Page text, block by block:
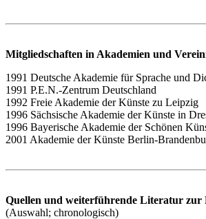
Mitgliedschaften in Akademien und
1991 Deutsche Akademie für Sprache und
1991 P.E.N.-Zentrum Deutschland
1992 Freie Akademie der Künste zu Leipzig
1996 Sächsische Akademie der Künste in
1996 Bayerische Akademie der Schönen
2001 Akademie der Künste Berlin-
Quellen und weiterführende Literatur zur
(Auswahl; chronologisch)